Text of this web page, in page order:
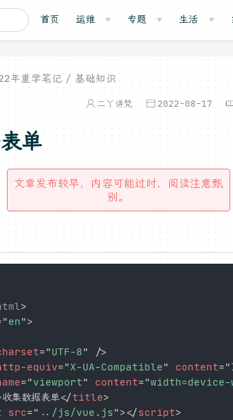
首页 运维 专题 生活
年重学笔记 基础知识
二丫讲梵 2022-08-17
单
文章发布较早，内容可能过时，阅读注意甄
别。
>
"en">
="UTF-8"
/>
equiv="X-UA-Compatible" content="
="viewport" content="
收集数据表单</title>
src=" ../js/vue.js"></script>